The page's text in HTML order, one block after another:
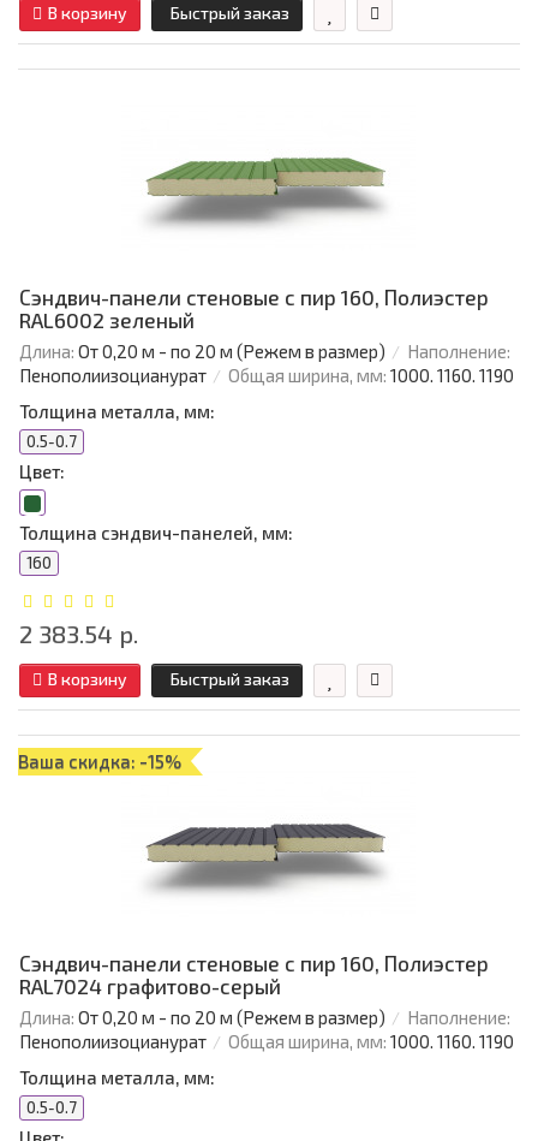
В корзину Быстрый заказ
Сэндвич-панели стеновые с пир 160, Полиэстер
RAL6002 зеленый
Длина: От 0,20 м - по 20 м (Режем в размер)
Наполнение:
Пенополиизоцианурат
Общая ширина, мм: 1000. 1160. 1190
Толщина металла, мм:
0.5-0.7
Цвет:
Толщина сэндвич-панелей, мм:
160
2 383.54 р.
В корзину Быстрый заказ
Ваша скидка: -15%
Сэндвич-панели стеновые с пир 160, Полиэстер
RAL7024 графитово-серый
Длина: От 0,20 м - по 20 м (Режем в размер)
Наполнение:
Пенополиизоцианурат
Общая ширина, мм: 1000. 1160. 1190
Толщина металла, мм:
0.5-0.7